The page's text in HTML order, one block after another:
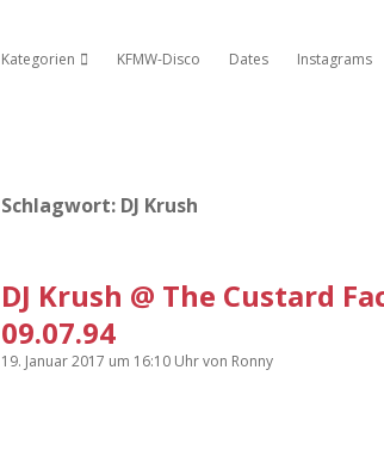
Kategorien Dropdown-Menü öffnen
KFMW-Disco Dates Instagrams
Schlagwort: DJ Krush
DJ Krush @ The Custard
09.07.94
19. Januar 2017 um 16:10 Uhrvon Ronny